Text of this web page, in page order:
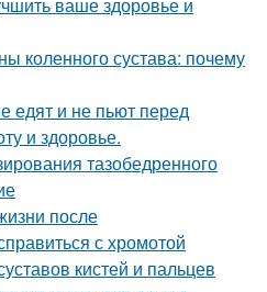
ваше здоровье и
коленного сустава: почему
едят и не пьют перед
и здоровье.
тазобедренного
после
с хромотой
кистей и пальцев